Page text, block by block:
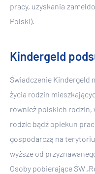
pracy, uzyskania
Polski).
Kindergeld
Świadczenie Kindergeld
życia rodzin
również polskich rodzin,
rodzic bądź opiekun
gospodarczą na
wyższe od
Osoby pobierające ŚW